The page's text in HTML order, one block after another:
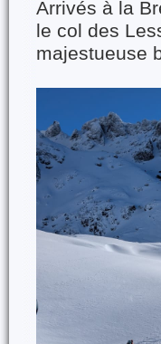
Arrivés à la
le col des
majestueuse